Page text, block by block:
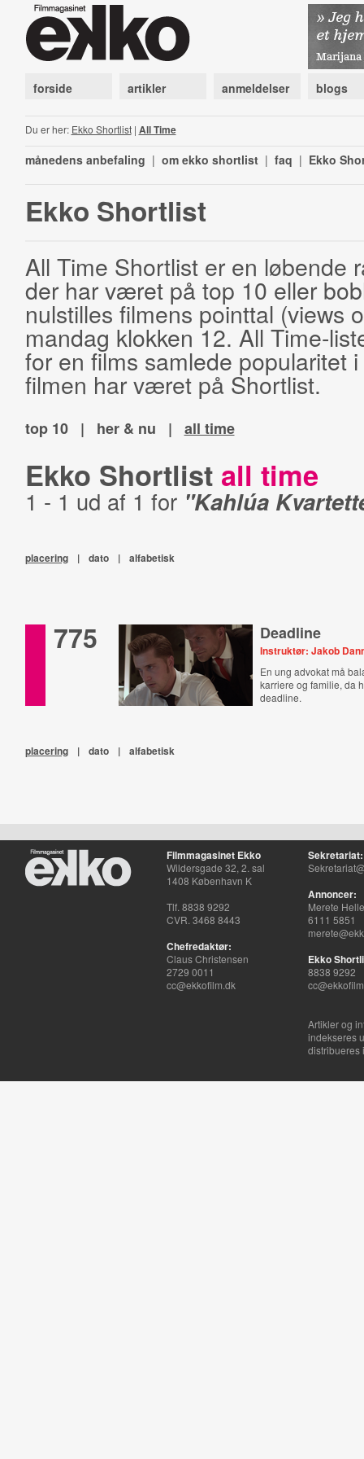
forside artikler anmeldelser blogs
Du er her: Ekko Shortlist| All Time
månedens anbefaling | om ekko shortlist | faq | Ekko
Ekko Shortlist
All Time Shortlist er en løbende
der har været på top 10 eller
nulstilles filmens pointtal (views
mandag klokken 12. All Time-
for en films samlede popularitet
filmen har været på Shortlist.
top 10 | her & nu | all time
Ekko Shortlist all time
1 - 1 ud af 1 for "Kahlúa
placering | dato | alfabetisk
775 Deadline
Instruktør: Jakob
En ung advokat må
karriere og familie, da
deadline.
placering | dato | alfabetisk
Filmmagasinet Ekko
Wildersgade 32, 2. sal
1408 København K
Tlf. 8838 9292
CVR. 3468 8443
Chefredaktør:
Claus Christensen
2729 0011
cc@ekkofilm.dk
Sekretariat:
Annoncer:
Merete
6111 5851
Ekko
8838 9292
Artikler og
indekseres
distribueres